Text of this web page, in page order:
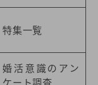
特集一覧
婚活意識のアン